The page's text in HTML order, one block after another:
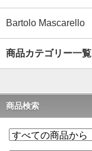
Bartolo Mascarello
商品カテゴリー一覧
商品検索